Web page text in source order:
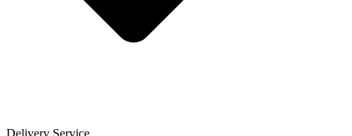
Delivery Service